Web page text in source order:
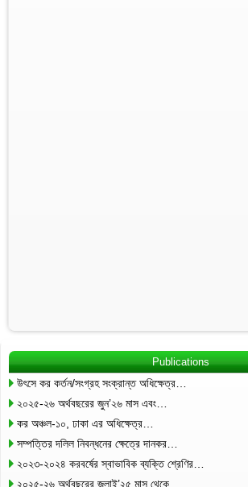
Publications
উৎসে কর কর্তন/সংগ্রহ সংক্রান্ত অধিক্ষেত্র…
২০২৫-২৬ অর্থবছরের জুন’২৬ মাস এবং…
কর অঞ্চল-১০, ঢাকা এর অধিক্ষেত্র…
সম্পত্তির দলিল নিবন্ধনের ক্ষেত্রে দানকর…
২০২৩-২০২৪ করবর্ষের স্বাভাবিক ব্যক্তি শ্রেণির…
২০২৫-২৬ অর্থবছরের জুলাই’২৫ মাস থেকে…